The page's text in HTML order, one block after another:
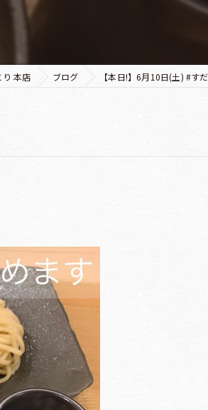
り 本店 ブログ 【本日!】6月10日(土) #